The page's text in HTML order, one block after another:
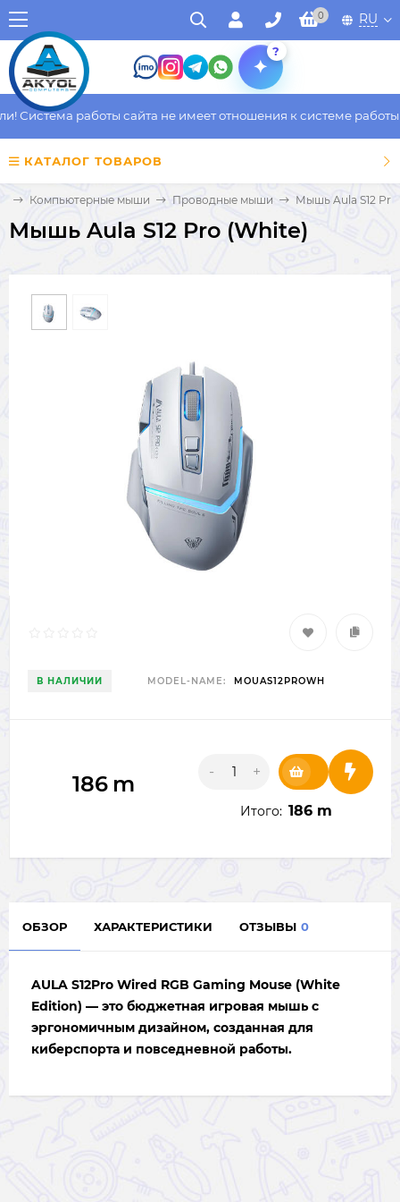
0 RU
?
Система работы сайта не имеет отношения к системе работы
КАТАЛОГ ТОВАРОВ
Компьютерные мыши Проводные мыши Мышь Aula S12
Мышь Aula S12 Pro (White)
В НАЛИЧИИ MODEL-NAME: MOUAS12PROWH
186 m - +
Итого: 186 m
ОБЗОР ХАРАКТЕРИСТИКИ ОТЗЫВЫ 0
AULA S12Pro Wired RGB Gaming Mouse (White
Edition) — это бюджетная игровая мышь с
эргономичным дизайном, созданная для
киберспорта и повседневной работы.